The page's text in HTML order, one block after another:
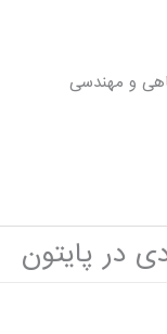
و مهندسی
در پایتون